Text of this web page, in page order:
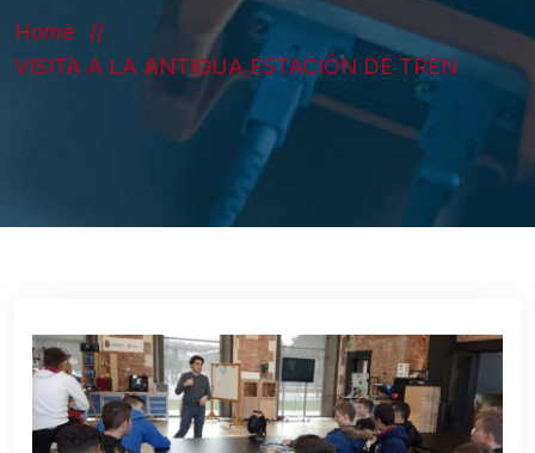
Home
VISITA A LA ANTIGUA ESTACIÓN DE TREN